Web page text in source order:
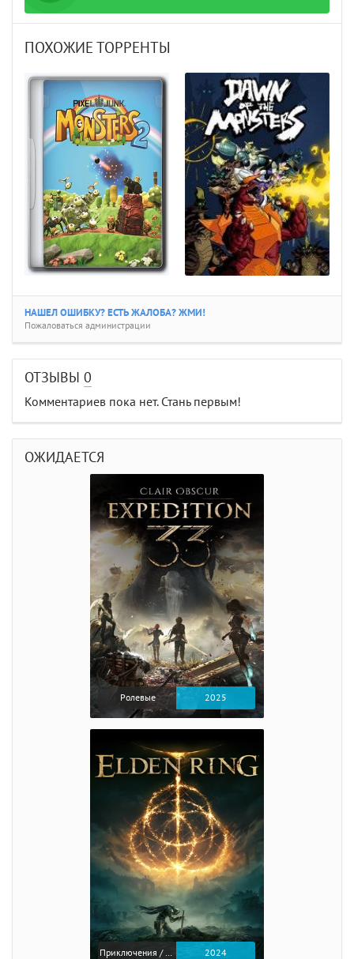
ПОХОЖИЕ ТОРРЕНТЫ
НАШЕЛ ОШИБКУ? ЕСТЬ ЖАЛОБА? ЖМИ!
Пожаловаться администрации
ОТЗЫВЫ 0
Комментариев пока нет. Стань первым!
ОЖИДАЕТСЯ
Ролевые 2025
Приключения / Экшен / Ролевые 2024